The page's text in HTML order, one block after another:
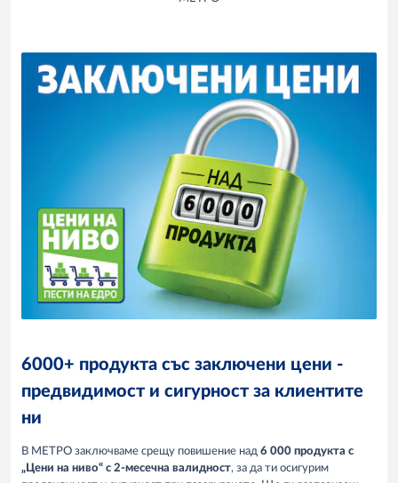
6000+ продукта със заключени цени -
предвидимост и сигурност за клиентите
ни
В МЕТРО заключваме срещу повишение над 6 000 продукта с
„Цени на ниво“ с 2-месечна валидност, за да ти осигурим